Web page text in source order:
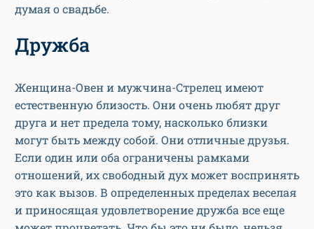
думая о свадьбе.
Дружба
Женщина-Овен и мужчина-Стрелец имеют
естественную близость. Они очень любят друг
друга и нет предела тому, насколько близки
могут быть между собой. Они отличные друзья.
Если один или оба ограничены рамками
отношений, их свободный дух может воспринять
это как вызов. В определенных пределах веселая
и приносящая удовлетворение дружба все еще